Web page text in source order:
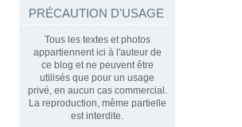
PRÉCAUTION D'USAGE
Tous les textes et photos
appartiennent ici à l'auteur de
ce blog et ne peuvent être
utilisés que pour un usage
privé, en aucun cas commercial.
La reproduction, même partielle
est interdite.